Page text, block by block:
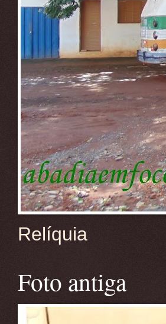
Relíquia
Foto antiga